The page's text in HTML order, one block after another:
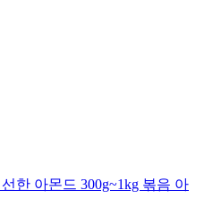
한 아몬드 300g~1kg 볶음 아